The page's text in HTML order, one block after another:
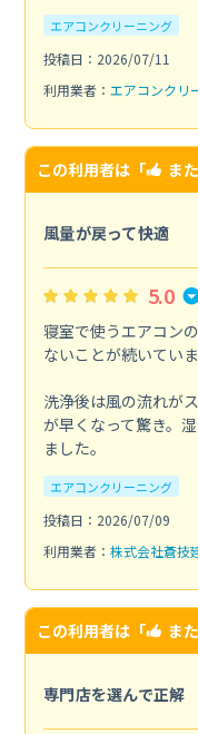
エアコンクリーニング
投稿日：2026/07/11
利用業者： エアコンクリ
この利用者は「 ま
風量が戻って快適
5.0
寝室で使うエアコン
ないことが続いていま
洗浄後は風の流れが
が早くなって驚き。
ました。
エアコンクリーニング
投稿日：2026/07/09
利用業者： 株式会社蒼技
この利用者は「 ま
専門店を選んで正解